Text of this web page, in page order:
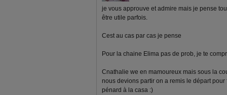
je vous approuve et admire mais je pense
être utile parfois.
Cest au cas par cas je pense
Pour la chaine Elima pas de prob, je te
Cnathalie we en mamoureux mais sous la
nous devions partir on a remis le départ
pénard à la casa :)